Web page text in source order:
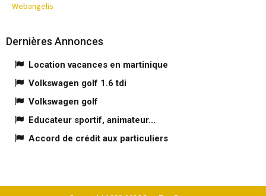
Webangelis
Dernières Annonces
Location vacances en martinique
Volkswagen golf 1.6 tdi
Volkswagen golf
Educateur sportif, animateur...
Accord de crédit aux particuliers